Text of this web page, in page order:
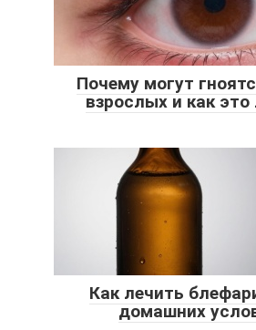
Почему могут
взрослых и как это
Как лечить
домашних